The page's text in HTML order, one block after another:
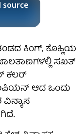
source
ಕಿಂಗ್, ಕೊಹ್ಲಿಯ
ಸಖತ್
ಕಲರ್
ಆದ ಒಂದು